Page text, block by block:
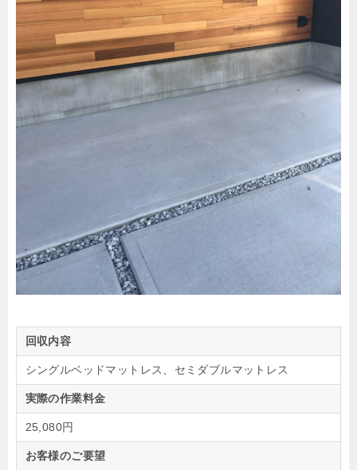
回収内容
シングルベッドマットレス、セミダブルマットレス
実際の作業料金
25,080円
お客様のご要望